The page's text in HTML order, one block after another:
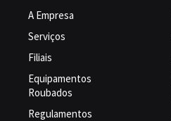
A Empresa
Serviços
Filiais
Equipamentos
Roubados
Regulamentos